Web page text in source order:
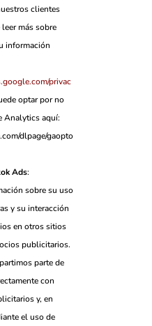
clientes
más sobre
información
privac
optar por no
Analytics aquí:
dlpage/gaopto
Ads:
sobre su uso
y su interacción
en otros sitios
publicitarios.
parte de
con
y, en
el uso de